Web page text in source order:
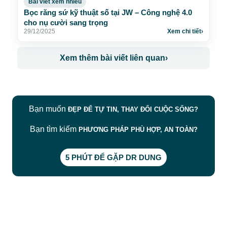
Bài viết xem nhiều
Bọc răng sứ kỹ thuật số tại JW – Công nghệ 4.0
cho nụ cười sang trọng
29/12/2025 Xem chi tiết›
Xem thêm bài viết liên quan›
Bạn muốn ĐẸP ĐỂ TỰ TIN, THAY ĐỔI CUỘC SỐNG?
Bạn tìm kiếm PHƯƠNG PHÁP PHÙ HỢP, AN TOÀN?
5 PHÚT ĐỂ GẶP DR DUNG